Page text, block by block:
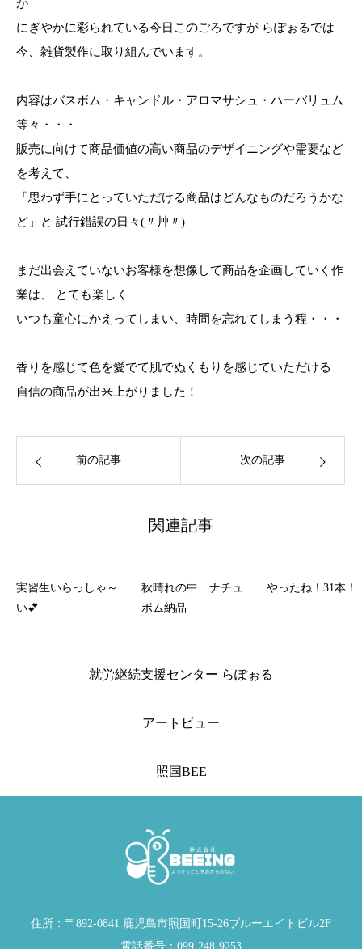
が
にぎやかに彩られている今日このごろですが らぽぉるでは
今、雑貨製作に取り組んでいます。
内容はバスボム・キャンドル・アロマサシュ・ハーバリュム
等々・・・
販売に向けて商品価値の高い商品のデザイニングや需要など
を考えて、
「思わず手にとっていただける商品はどんなものだろうかな
ど」と 試行錯誤の日々(〃艸〃)
まだ出会えていないお客様を想像して商品を企画していく作
業は、 とても楽しく
いつも童心にかえってしまい、時間を忘れてしまう程・・・
香りを感じて色を愛でて肌でぬくもりを感じていただける
自信の商品が出来上がりました！
前の記事 次の記事
関連記事
実習生いらっしゃ～
い💕
秋晴れの中 ナチュ
ボム納品
やったね！31本！
就労継続支援センター らぽぉる
アートビュー
照国BEE
住所：〒892-0841 鹿児島市照国町15-26ブルーエイトビル2F
電話番号：099-248-9253